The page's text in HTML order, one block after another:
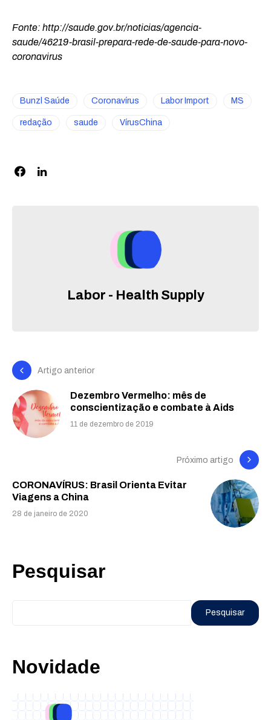
Fonte: http://saude.gov.br/noticias/agencia-
saude/46219-brasil-prepara-rede-de-saude-para-novo-
coronavirus
Bunzl Saúde Coronavírus Labor Import MS
redação saude VírusChina
Labor - Health Supply
Artigo anterior
Dezembro Vermelho: mês de
conscientização e combate à Aids
11 de dezembro de 2019
Próximo artigo
CORONAVÍRUS: Brasil Orienta Evitar
Viagens a China
28 de janeiro de 2020
Pesquisar
Pesquisar
Novidade